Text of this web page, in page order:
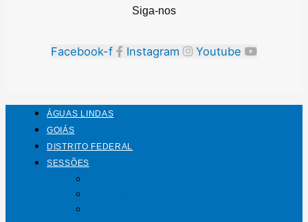
Siga-nos
Facebook-f Instagram Youtube
ÁGUAS LINDAS
GOIÁS
DISTRITO FEDERAL
SESSÕES